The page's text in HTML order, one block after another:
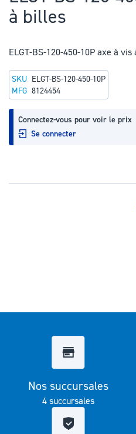
au
début
la
d’images
à billes
ELGT-BS-120-450-10P axe à vis
Connectez-vous pour voir le prix
Se connecter
SKU ELGT-BS-120-450-10P
MFG 8124454
Nos succursales
4 succursales